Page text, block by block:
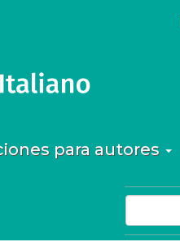
para autores